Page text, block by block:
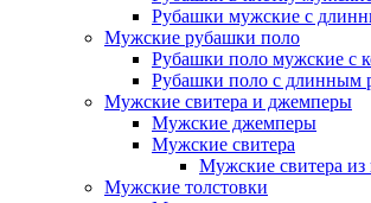
Рубашки мужские с
Мужские рубашки поло
Рубашки поло мужские с
Рубашки поло с длинным
Мужские свитера и джемперы
Мужские джемперы
Мужские свитера
Мужские свитера из
Мужские толстовки